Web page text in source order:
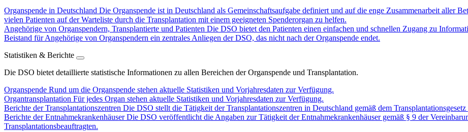
Organspende in Deutschland Die Organspende ist in Deutschland als Gemeinschaftsaufgabe definiert und auf die enge Zusammenarbeit aller
vielen Patienten auf der Warteliste durch die Transplantation mit einem geeigneten Spenderorgan zu helfen.
Angehörige von Organspendern, Transplantierte und Patienten Die DSO bietet den Patienten einen einfachen und schnellen Zugang zu
Beistand für Angehörige von Organspendern ein zentrales Anliegen der DSO, das nicht nach der Organspende endet.
Statistiken & Berichte
Die DSO bietet detaillierte statistische Informationen zu allen Bereichen der Organspende und Transplantation.
Organspende Rund um die Organspende stehen aktuelle Statistiken und Vorjahresdaten zur Verfügung.
Organtransplantation Für jedes Organ stehen aktuelle Statistiken und Vorjahresdaten zur Verfügung.
Berichte der Transplantationszentren Die DSO stellt die Tätigkeit der Transplantationszentren in Deutschland gemäß dem
Berichte der EntnahmekrankenhäuserDie DSO veröffentlicht die Angaben zur Tätigkeit der Entnahmekrankenhäuser gemäß § 9 der
Transplantationsbeauftragten.